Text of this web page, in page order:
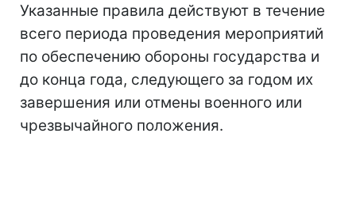
Указанные правила действуют в течение
всего периода проведения мероприятий
по обеспечению обороны государства и
до конца года, следующего за годом их
завершения или отмены военного или
чрезвычайного положения.